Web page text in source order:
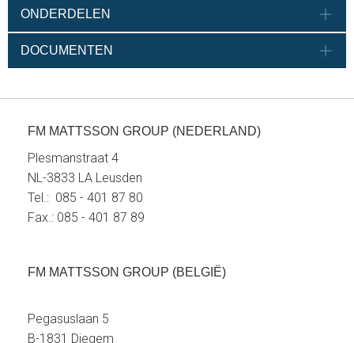
ONDERDELEN
DOCUMENTEN
FM MATTSSON GROUP (NEDERLAND)
Plesmanstraat 4
NL-3833 LA Leusden
Tel.: 085 - 401 87 80
Fax.: 085 - 401 87 89
FM MATTSSON GROUP (BELGIË)
Pegasuslaan 5
B-1831 Diegem